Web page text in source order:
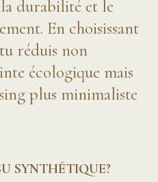
durabilité et le
En choisissant
réduis non
écologique mais
plus minimaliste
SYNTHÉTIQUE?